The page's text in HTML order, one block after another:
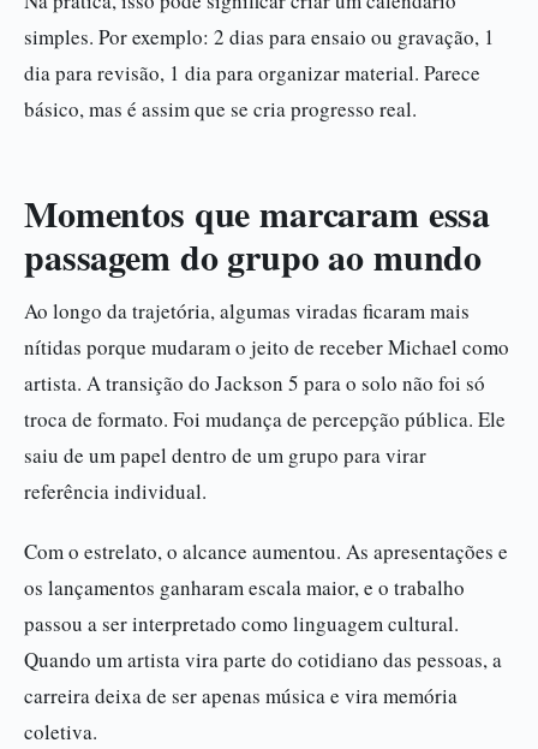
simples. Por exemplo: 2 dias para ensaio ou gravação, 1
dia para revisão, 1 dia para organizar material. Parece
básico, mas é assim que se cria progresso real.
Momentos que marcaram essa
passagem do grupo ao mundo
Ao longo da trajetória, algumas viradas ficaram mais
nítidas porque mudaram o jeito de receber Michael como
artista. A transição do Jackson 5 para o solo não foi só
troca de formato. Foi mudança de percepção pública. Ele
saiu de um papel dentro de um grupo para virar
referência individual.
Com o estrelato, o alcance aumentou. As apresentações e
os lançamentos ganharam escala maior, e o trabalho
passou a ser interpretado como linguagem cultural.
Quando um artista vira parte do cotidiano das pessoas, a
carreira deixa de ser apenas música e vira memória
coletiva.